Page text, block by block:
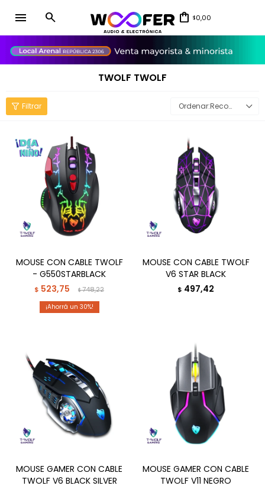
menu $0,00
TWOLF TWOLF
Recomendados
MOUSE CON CABLE TWOLF
- G550STARBLACK
$ 523,75 $748,22
30
MOUSE CON CABLE TWOLF
V6 STAR BLACK
$ 497,42
MOUSE GAMER CON CABLE
TWOLF V6 BLACK SILVER
MOUSE GAMER CON CABLE
TWOLF V11 NEGRO
close